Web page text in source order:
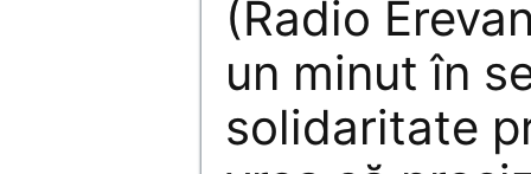
(Radio
un minut în
solidaritate